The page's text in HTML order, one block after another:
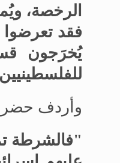
الرخصة،
فقد تعرضوا
يُخرَجون
وأردف
"فالشرطة